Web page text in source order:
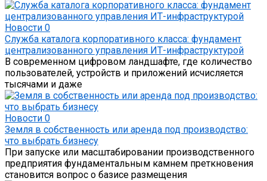
Новости 0
Служба каталога корпоративного класса: фундамент
централизованного управления ИТ-инфраструктурой
В современном цифровом ландшафте, где количество
пользователей, устройств и приложений исчисляется
тысячами и даже
Новости 0
Земля в собственность или аренда под производство:
что выбрать бизнесу
При запуске или масштабировании производственного
предприятия фундаментальным камнем преткновения
становится вопрос о базисе размещения